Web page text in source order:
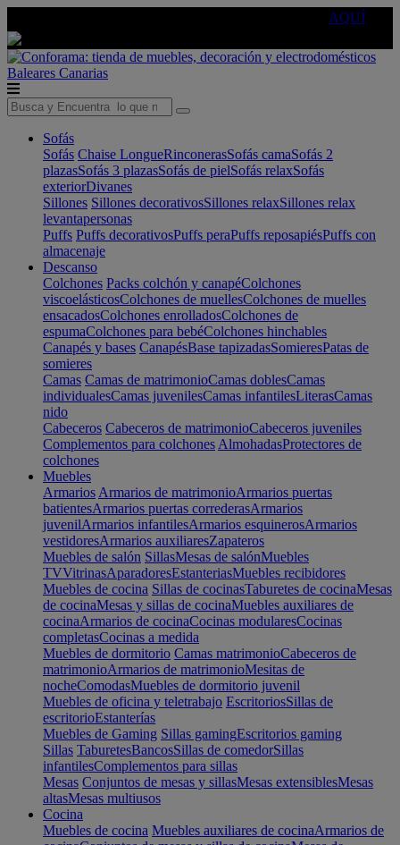
AQUÍ
Baleares Canarias
Sofás
Sofás Chaise LongueRinconerasSofás camaSofás 2
plazasSofás 3 plazasSofás de pielSofás relaxSofás
exteriorDivanes
Sillones Sillones decorativosSillones relaxSillones relax
levantapersonas
Puffs Puffs decorativosPuffs peraPuffs reposapiésPuffs con
almacenaje
Descanso
Colchones Packs colchón y canapéColchones
viscoelásticosColchones de muellesColchones de muelles
ensacadosColchones enrolladosColchones de
espumaColchones para bebéColchones hinchables
Canapés y bases CanapésBase tapizadasSomieresPatas de
somieres
Camas Camas de matrimonioCamas doblesCamas
individualesCamas juvenilesCamas infantilesLiterasCamas
nido
Cabeceros Cabeceros de matrimonioCabeceros juveniles
Complementos para colchones AlmohadasProtectores de
colchones
Muebles
Armarios Armarios de matrimonioArmarios puertas
batientesArmarios puertas correderasArmarios
juvenilArmarios infantilesArmarios esquinerosArmarios
vestidoresArmarios auxiliaresZapateros
Muebles de salón SillasMesas de salónMuebles
TVVitrinasAparadoresEstanteriasMuebles recibidores
Muebles de cocina Sillas de cocinasTaburetes de cocinaMesas
de cocinaMesas y sillas de cocinaMuebles auxiliares de
cocinaArmarios de cocinaCocinas modularesCocinas
completasCocinas a medida
Muebles de dormitorio Camas matrimonioCabeceros de
matrimonioArmarios de matrimonioMesitas de
nocheComodasMuebles de dormitorio juvenil
Muebles de oficina y teletrabajo EscritoriosSillas de
escritorioEstanterías
Muebles de Gaming Sillas gamingEscritorios gaming
Sillas TaburetesBancosSillas de comedorSillas
infantilesComplementos para sillas
Mesas Conjuntos de mesas y sillasMesas extensiblesMesas
altasMesas multiusos
Cocina
Muebles de cocina Muebles auxiliares de cocinaArmarios de